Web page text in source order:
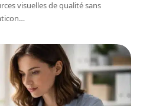
visuelles de qualité sans
…